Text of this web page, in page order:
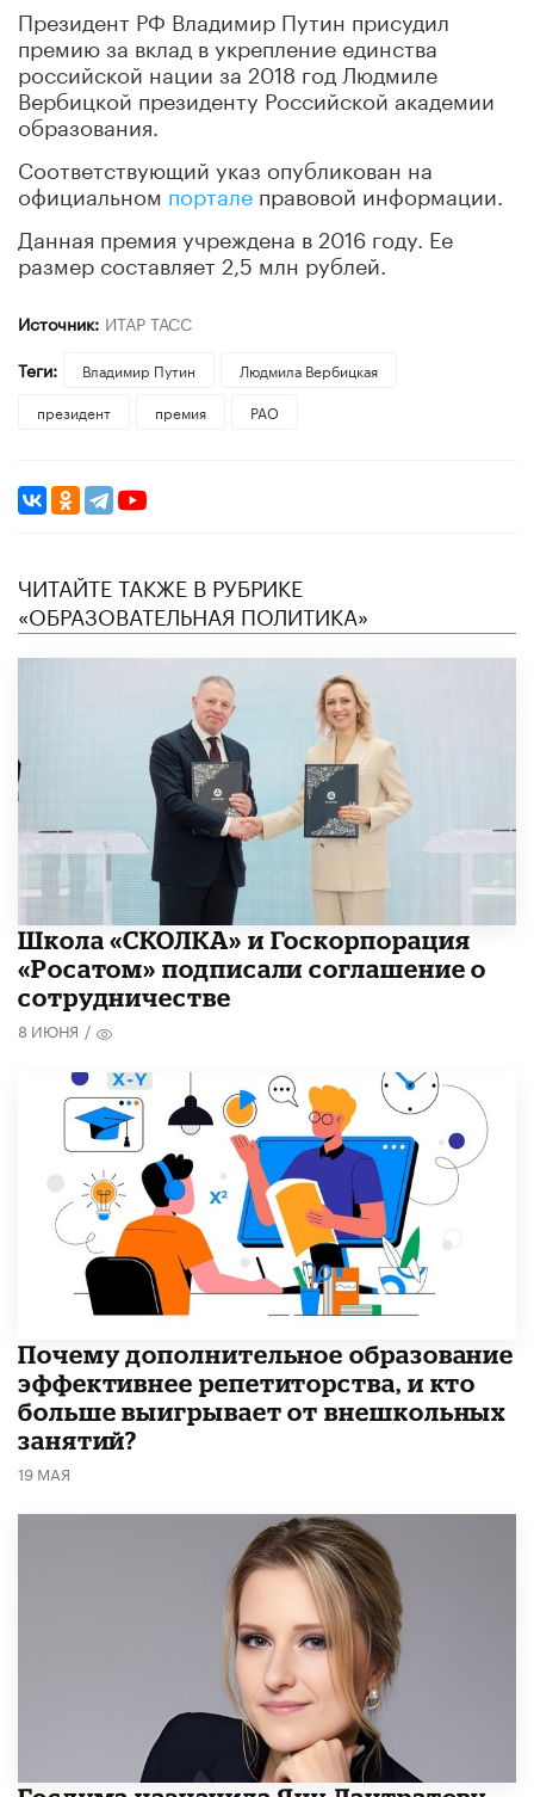
Президент РФ Владимир Путин присудил
премию за вклад в укрепление единства
российской нации за 2018 год Людмиле
Вербицкой президенту Российской академии
образования.
Соответствующий указ опубликован на
официальном портале правовой информации.
Данная премия учреждена в 2016 году. Ее
размер составляет 2,5 млн рублей.
Источник: ИТАР ТАСС
Теги:
Владимир Путин
Людмила Вербицкая
президент
премия РАО
ЧИТАЙТЕ ТАКЖЕ В РУБРИКЕ
«ОБРАЗОВАТЕЛЬНАЯ ПОЛИТИКА»
Школа «СКОЛКА» и Госкорпорация
«Росатом» подписали соглашение о
сотрудничестве
8 ИЮНЯ /
​Почему дополнительное образование
эффективнее репетиторства, и кто
больше выигрывает от внешкольных
занятий?
19 МАЯ